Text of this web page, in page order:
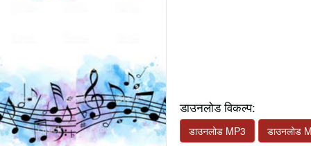
डाउनलोड विकल्प:
डाउनलोड MP3 डाउनलोड